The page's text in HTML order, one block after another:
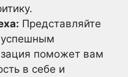
Представляйте
поможет вам
в себе и